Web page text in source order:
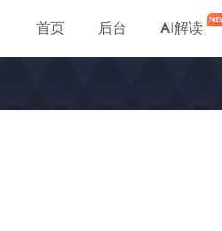
首页 后台 AI解读